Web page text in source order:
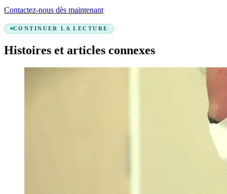
Contactez-nous dès maintenant
CONTINUER LA LECTURE
Histoires et articles connexes